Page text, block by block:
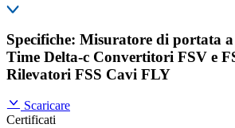
Specifiche: Misuratore di portata
Time Delta-c Convertitori FSV e
Rilevatori FSS Cavi FLY
Scaricare
Certificati